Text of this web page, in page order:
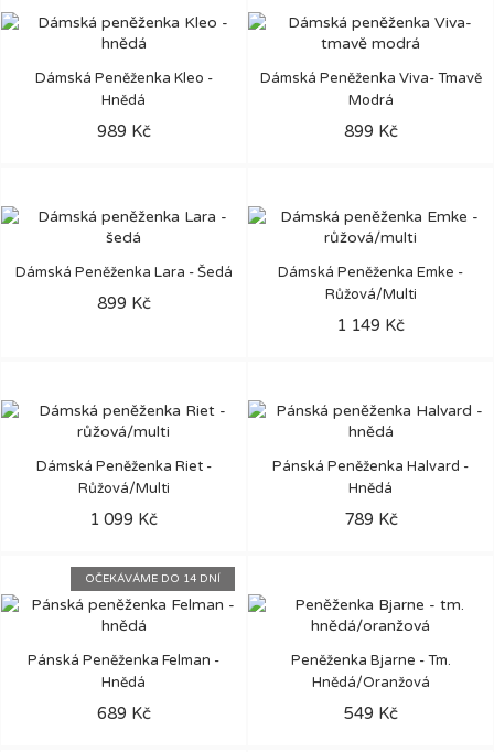
Dámská Peněženka Kleo -
Hnědá
989 Kč
Dámská Peněženka Viva- Tmavě
Modrá
899 Kč
Dámská Peněženka Lara - Šedá
899 Kč
Dámská Peněženka Emke -
Růžová/multi
1 149 Kč
Dámská Peněženka Riet -
Růžová/multi
1 099 Kč
Pánská Peněženka Halvard -
Hnědá
789 Kč
OČEKÁVÁME DO 14 DNÍ
Pánská Peněženka Felman -
Hnědá
689 Kč
Peněženka Bjarne - Tm.
Hnědá/oranžová
549 Kč